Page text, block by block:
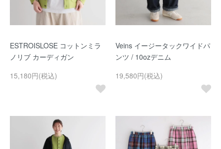
ESTROISLOSE コットンミラ
ノリブ カーディガン
15,180円(税込)
Veins イージータックワイドパ
ンツ / 10ozデニム
19,580円(税込)